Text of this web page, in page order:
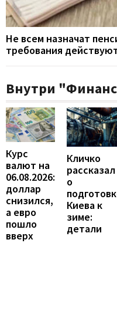
Не всем назначат
требования
Внутри
Курс
валют на
06.08.2026:
доллар
снизился,
а евро
пошло
вверх
Кличко
рассказал
о
Киева к
зиме:
детали